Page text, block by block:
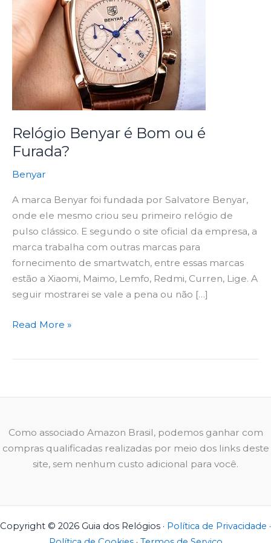
Relógio Benyar é Bom ou é
Furada?
Benyar
A marca Benyar foi fundada por Salvatore Benyar,
onde ele mesmo criou seu primeiro relógio de
pulso clássico. E segundo o site oficial da empresa, a
marca trabalha com outras marcas para
fornecimento de smartwatch, entre essas marcas
estão a Xiaomi, Maimo, Lemfo, Redmi, Curren, Lige. A
seguir mostrarei se vale a pena ou não […]
Bom
ou
é
Furada?
Read More »
Como associado Amazon Brasil, podemos ganhar com
compras qualificadas realizadas por meio dos links deste
site, sem nenhum custo adicional para você.
Copyright © 2026 Guia dos Relógios · Política de Privacidade ·